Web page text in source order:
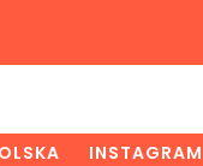
INSTAGRAM